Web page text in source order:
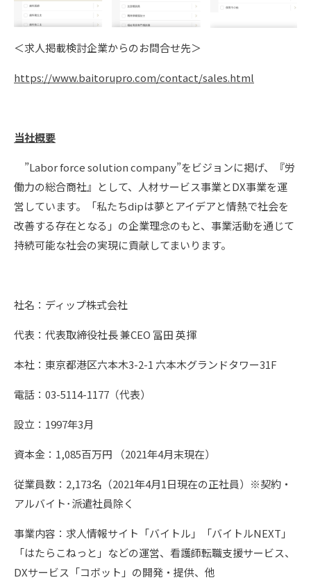
＜求人掲載検討企業からのお問合せ先＞
https://www.baitorupro.com/contact/sales.html
当社概要
”Labor force solution company”をビジョンに掲げ、『労
働力の総合商社』として、人材サービス事業とDX事業を運
営しています。「私たちdipは夢とアイデアと情熱で社会を
改善する存在となる」の企業理念のもと、事業活動を通じて
持続可能な社会の実現に貢献してまいります。
社名：ディップ株式会社
代表：代表取締役社長 兼CEO 冨田 英揮
本社：東京都港区六本木3-2-1 六本木グランドタワー31F
電話：03-5114-1177（代表）
設立：1997年3月
資本金：1,085百万円 （2021年4月末現在）
従業員数：2,173名（2021年4月1日現在の正社員）※契約・
アルバイト･派遣社員除く
事業内容：求人情報サイト「バイトル」「バイトルNEXT」
「はたらこねっと」などの運営、看護師転職支援サービス、
DXサービス「コボット」の開発・提供、他